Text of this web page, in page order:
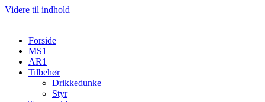
Videre til indhold
Forside
MS1
AR1
Tilbehør
Drikkedunke
Styr